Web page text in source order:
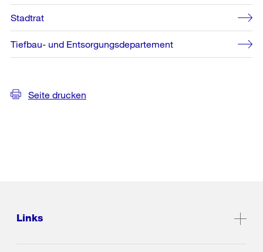
Stadtrat
Tiefbau- und Entsorgungsdepartement
Seite drucken
Links